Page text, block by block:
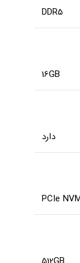
DDR5
16GB
دارد
PCIe